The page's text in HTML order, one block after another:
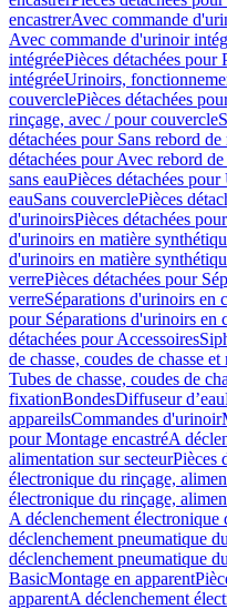
encastrerAvec commande
Avec commande d'urinoir
intégréePièces détachées
intégréeUrinoirs,
couverclePièces détachées
rinçage, avec / pour couvercle
détachées pour Sans rebord de
détachées pour Avec rebord
sans eauPièces détachées
eauSans couverclePièces
d'urinoirsPièces détachées
d'urinoirs en matière
d'urinoirs en matière
verrePièces détachées pour
verreSéparations d'urinoirs en
pour Séparations d'urinoirs en
détachées pour Accessoires
de chasse, coudes de chasse
Tubes de chasse, coudes de
fixationBondesDiffuseur d’eau
appareilsCommandes d'urinoir
pour Montage encastréA
alimentation sur secteurPièces
électronique du rinçage,
électronique du rinçage,
A déclenchement
déclenchement pneumatique
déclenchement pneumatique
BasicMontage en apparent
apparentA déclenchement